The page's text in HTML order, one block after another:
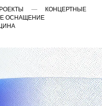
КОНЦЕРТНЫЕ
ОСНАЩЕНИЕ